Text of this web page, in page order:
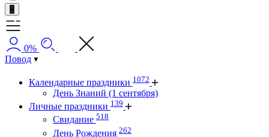
+
0%
Повод
Календарные праздники 1072
День Знаний (1 сентября)
Личные праздники 139
Свидание 518
День Рождения 262